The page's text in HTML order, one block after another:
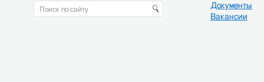
Документы
Вакансии